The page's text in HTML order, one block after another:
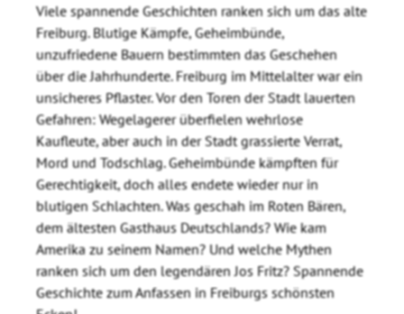
Viele spannende Geschichten ranken sich um das alte
Freiburg. Blutige Kämpfe, Geheimbünde,
unzufriedene Bauern bestimmten das Geschehen
über die Jahrhunderte. Freiburg im Mittelalter war ein
unsicheres Pflaster. Vor den Toren der Stadt lauerten
Gefahren: Wegelagerer überfielen wehrlose
Kaufleute, aber auch in der Stadt grassierte Verrat,
Mord und Todschlag. Geheimbünde kämpften für
Gerechtigkeit, doch alles endete wieder nur in
blutigen Schlachten. Was geschah im Roten Bären,
dem ältesten Gasthaus Deutschlands? Wie kam
Amerika zu seinem Namen? Und welche Mythen
ranken sich um den legendären Jos Fritz? Spannende
Geschichte zum Anfassen in Freiburgs schönsten